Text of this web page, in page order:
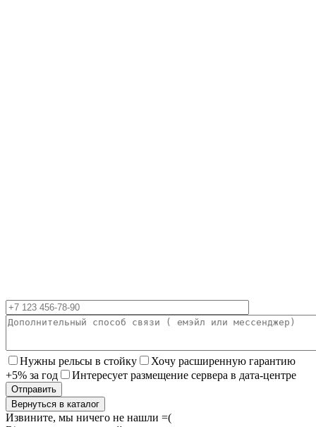
Нужны рельсы в стойку
Хочу расширенную гарантию
+5% за год
Интересует размещение сервера в дата-центре
Вернуться в каталог
Извините, мы ничего не нашли =(